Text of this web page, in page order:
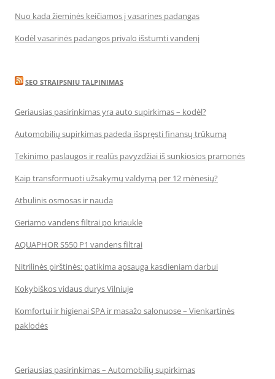
Nuo kada žieminės keičiamos į vasarines padangas
Kodėl vasarinės padangos privalo išstumti vandenį
SEO STRAIPSNIU TALPINIMAS
Geriausias pasirinkimas yra auto supirkimas – kodėl?
Automobilių supirkimas padeda išspręsti finansų trūkumą
Tekinimo paslaugos ir realūs pavyzdžiai iš sunkiosios pramonės
Kaip transformuoti užsakymų valdymą per 12 mėnesių?
Atbulinis osmosas ir nauda
Geriamo vandens filtrai po kriaukle
AQUAPHOR S550 P1 vandens filtrai
Nitrilinės pirštinės: patikima apsauga kasdieniam darbui
Kokybiškos vidaus durys Vilniuje
Komfortui ir higienai SPA ir masažo salonuose – Vienkartinės
paklodės
Geriausias pasirinkimas – Automobilių supirkimas